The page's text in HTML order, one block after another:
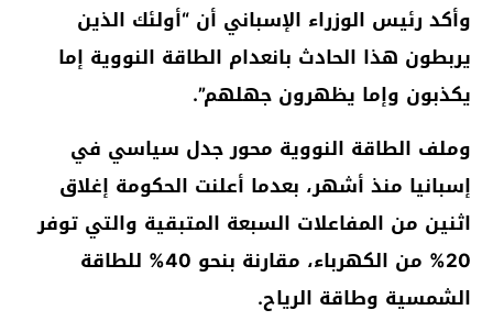
وأكد رئيس الوزراء الإسباني أن “أولئك الذين
يربطون هذا الحادث بانعدام الطاقة النووية إما
يكذبون وإما يظهرون جهلهم”.
وملف الطاقة النووية محور جدل سياسي في
إسبانيا منذ أشهر، بعدما أعلنت الحكومة إغلاق
اثنين من المفاعلات السبعة المتبقية والتي توفر
20% من الكهرباء، مقارنة بنحو 40% للطاقة
الشمسية وطاقة الرياح.